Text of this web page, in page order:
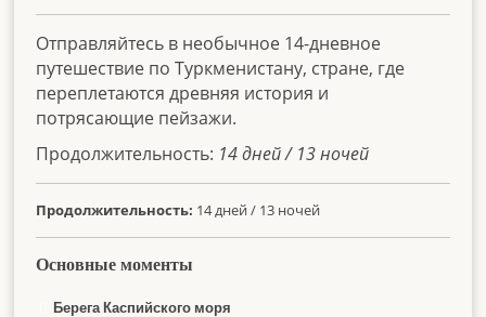
Отправляйтесь в необычное 14-дневное
путешествие по Туркменистану, стране, где
переплетаются древняя история и
потрясающие пейзажи.
Продолжительность: 14 дней / 13 ночей
Продолжительность: 14 дней / 13 ночей
Основные моменты
Берега Каспийского моря